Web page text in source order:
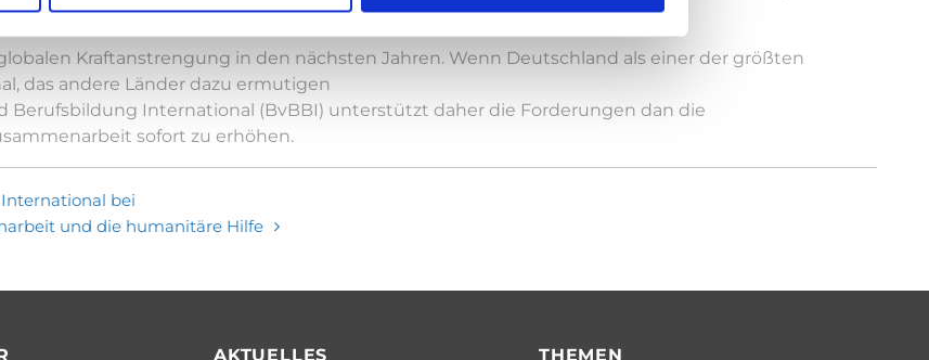
Kraftanstrengung in den nächsten Jahren. Wenn Deutschland als einer der größten
das andere Länder dazu ermutigen
Berufsbildung International (BvBBI) unterstützt daher die Forderungen dan die
sofort zu erhöhen.
bei
und die humanitäre Hilfe
AKTUELLES THEMEN